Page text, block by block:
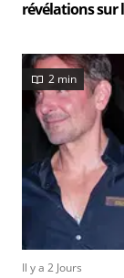
révélations sur
2 min
Il y a 2 Jours